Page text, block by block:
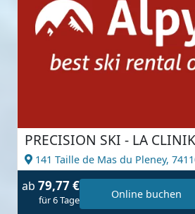
PRECISION SKI - LA CLINIK
141 Taille de Mas du Pleney,
ab 79,77 €
für 6 Tage Online buchen